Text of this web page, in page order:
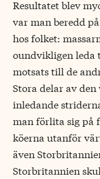
Resultatet blev
var man beredd
hos folket:
oundvikligen leda
motsats till de
Stora delar av
inledande
man förlita sig på
köerna utanför
även
Storbritannien